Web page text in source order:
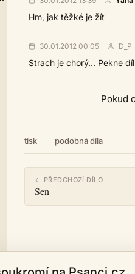
Hm, jak těžké je žít
30.01.2012 00:05 D_P
Strach je chorý... Pekne
Pokud
tisk podobná díla
← PŘEDCHOZÍ DÍLO
Sen